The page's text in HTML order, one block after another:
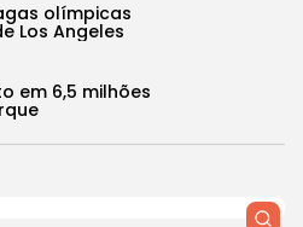
olímpicas
Los Angeles
em 6,5 milhões